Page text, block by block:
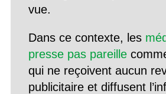
vue.
Dans ce contexte, les
presse pas pareille
qui ne reçoivent aucun
publicitaire et diffusent